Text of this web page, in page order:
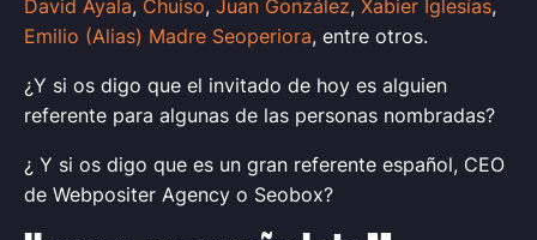
David Ayala, Chuiso, Juan González, Xabier Iglesias,
Emilio (Alias) Madre Seoperiora, entre otros.
¿Y si os digo que el invitado de hoy es alguien
referente para algunas de las personas nombradas?
¿ Y si os digo que es un gran referente español, CEO
de Webpositer Agency o Seobox?